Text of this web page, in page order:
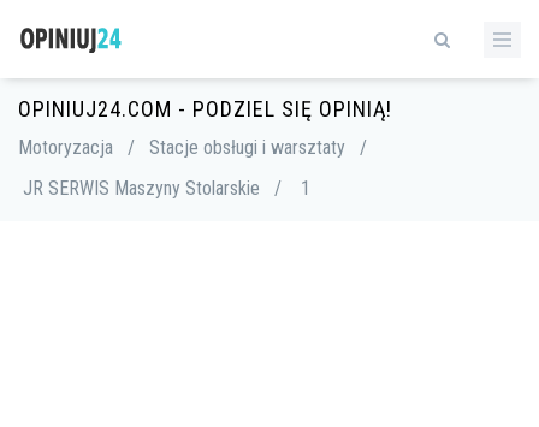
OPINIUJ24.COM - PODZIEL SIĘ OPINIĄ!
Motoryzacja / Stacje obsługi i warsztaty
/
JR SERWIS Maszyny Stolarskie
/ 1